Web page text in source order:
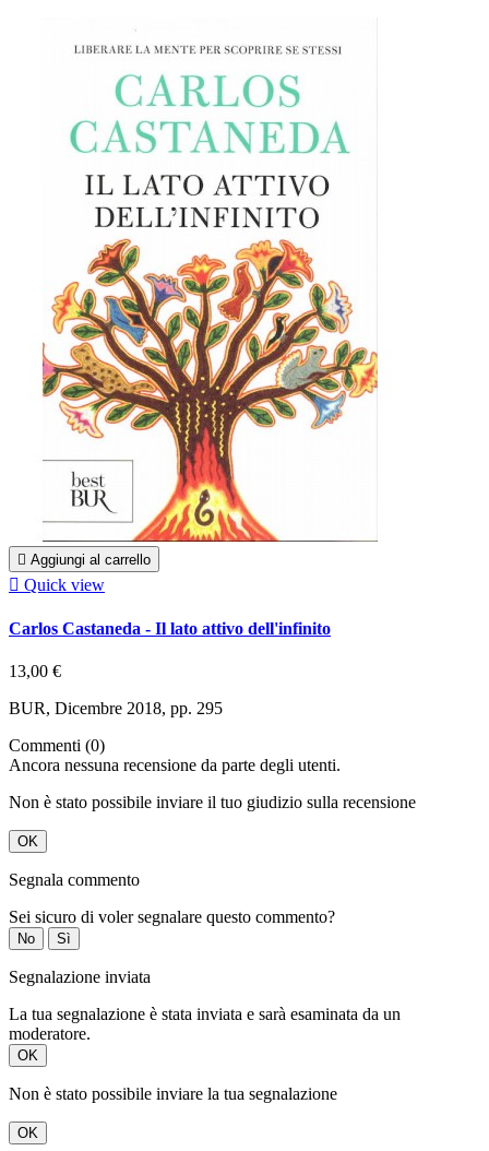
 Aggiungi al carrello
 Quick view
Carlos Castaneda - Il lato attivo dell'infinito
13,00 €
BUR, Dicembre 2018, pp. 295
Commenti (0)
Ancora nessuna recensione da parte degli utenti.
Non è stato possibile inviare il tuo giudizio sulla recensione
OK
Segnala commento
Sei sicuro di voler segnalare questo commento?
No Sì
Segnalazione inviata
La tua segnalazione è stata inviata e sarà esaminata da un
moderatore.
OK
Non è stato possibile inviare la tua segnalazione
OK